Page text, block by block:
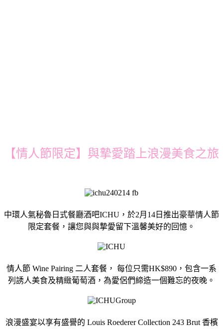
【情人節限定】與摯愛踏上浪漫美食之旅
中環人氣秘魯日式餐廳酒吧ICHU，於2月14日推出豪華情人節
限定套餐，讓您與與摯愛留下溫馨美好的回憶。
情人節 Wine Pairing 二人套餐， 每位只需HK$890，包含一系
列誘人美食及精緻葡萄酒， 為愛侶們締造一個難忘的夜晚。
浪漫盛宴以享有盛譽的 Louis Roederer Collection 243 Brut 香檳